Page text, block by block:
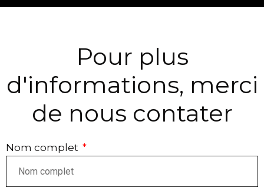
Pour plus
d'informations, merci
de nous contater
Nom complet